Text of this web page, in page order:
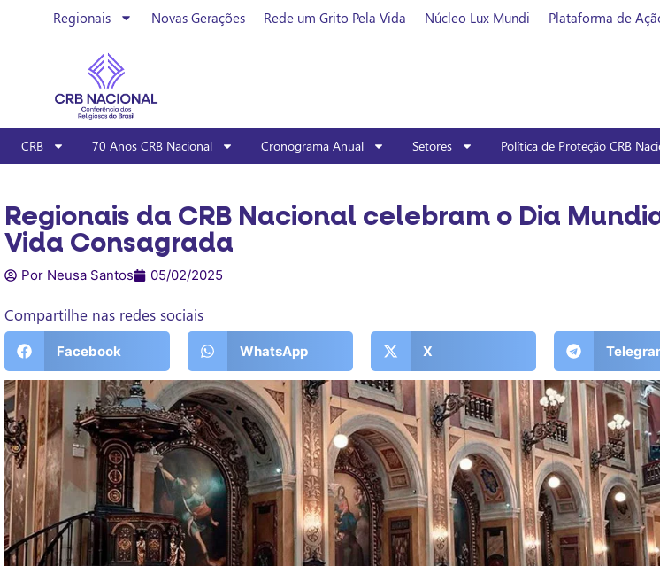
Regionais Novas Gerações Rede um Grito Pela Vida Núcleo Lux Mundi Plataforma de
CRB 70 Anos CRB Nacional Cronograma Anual Setores Política de Proteção CRB
Regionais da CRB Nacional celebram o Dia
Vida Consagrada
Por Neusa Santos 05/02/2025
Compartilhe nas redes sociais
Facebook WhatsApp X